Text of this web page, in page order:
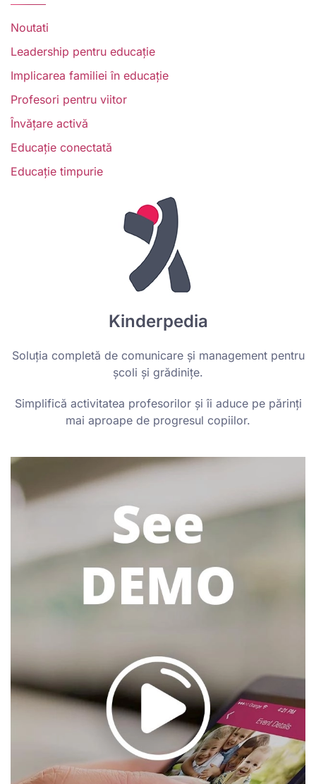
Noutati
Leadership pentru educație
Implicarea familiei în educație
Profesori pentru viitor
Învățare activă
Educație conectată
Educație timpurie
Kinderpedia
Soluția completă de comunicare și management pentru
școli și grădinițe.
Simplifică activitatea profesorilor și îi aduce pe părinți
mai aproape de progresul copiilor.